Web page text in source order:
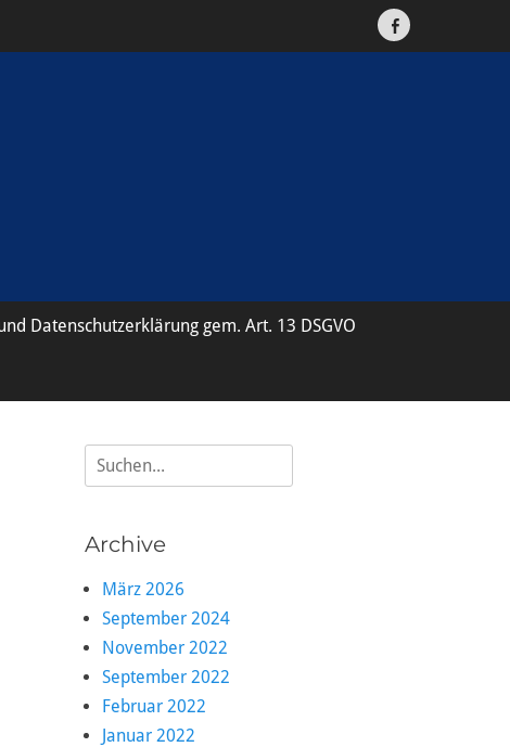
Facebook
Datenschutzerklärung gem. Art. 13 DSGVO
Suche
nach:
Archive
März 2026
September 2024
November 2022
September 2022
Februar 2022
Januar 2022